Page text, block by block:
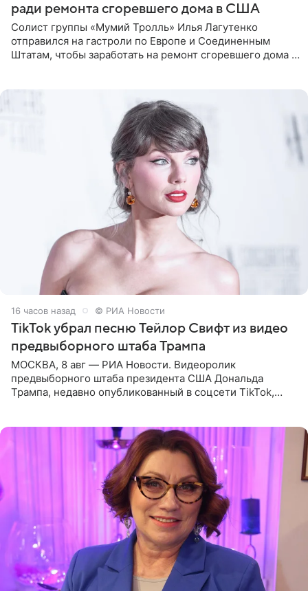
ради ремонта сгоревшего дома в США
Солист группы «Мумий Тролль» Илья Лагутенко
отправился на гастроли по Европе и Соединенным
Штатам, чтобы заработать на ремонт сгоревшего дома в
16 часов назад © РИА Новости
TikTok убрал песню Тейлор Свифт из видео
предвыборного штаба Трампа
МОСКВА, 8 авг — РИА Новости. Видеоролик
предвыборного штаба президента США Дональда
Трампа, недавно опубликованный в соцсети TikTok,